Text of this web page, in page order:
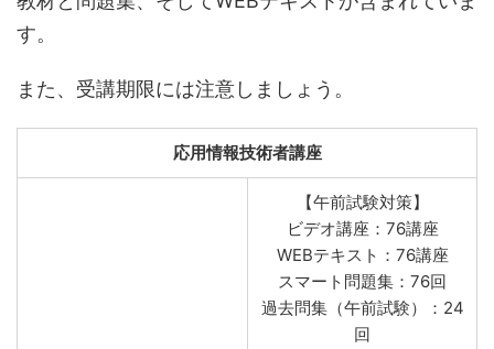
す。
また、受講期限には注意しましょう。
応用情報技術者講座
【午前試験対策】
ビデオ講座：76講座
WEBテキスト：76講座
スマート問題集：76回
過去問集（午前試験）：24
回